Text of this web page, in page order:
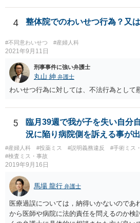
が望ましい状況における病院側の説明と
かについても考え方が分かれると思います
通達に民間に対する法的拘束力はないこと(
力しかありません)を考えれば、一応の説明
院側からは同意書に「１日当たり」という
貨として不当に支払を拒んでいると見られ
ご家族がその大学病院を受診せざるを得な
利益を受ける可能性は否定できないように
4 整体院でのわいせつ行為？又
#不同意わいせつ #産婦人科
2021年9月11日
刑事事件に強い弁護士
丸山 紳 弁護士
わいせつ行為に対しては、不法行為として
5
臨月39週で我が子を失い自分
況に陥り病院側を訴える事が
#産婦人科 #投薬ミス #説明義務違反 #手術ミス
#検査ミス・事故
2019年9月16日
馬場 龍行 弁護士
医療過誤については，納得いかないのであ
から医師や病院に法的責任を問えるのか検